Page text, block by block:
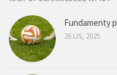
Fundamenty
26 LIS, 2025